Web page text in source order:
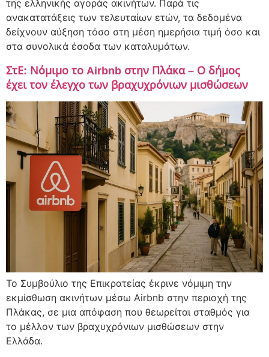
της ελληνικής αγοράς ακινήτων. Παρά τις
ανακατατάξεις των τελευταίων ετών, τα δεδομένα
δείχνουν αύξηση τόσο στη μέση ημερήσια τιμή όσο και
στα συνολικά έσοδα των καταλυμάτων.
ΣτΕ: Νόμιμο το Airbnb στην Πλάκα – Ο δήμος
έχει τον έλεγχο των βραχυχρόνιων μισθώσεων
Το Συμβούλιο της Επικρατείας έκρινε νόμιμη την
εκμίσθωση ακινήτων μέσω Airbnb στην περιοχή της
Πλάκας, σε μια απόφαση που θεωρείται σταθμός για
το μέλλον των βραχυχρόνιων μισθώσεων στην
Ελλάδα.